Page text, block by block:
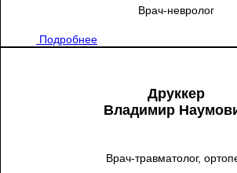
Врач-невролог
Подробнее
Друккер
Владимир
Врач-травматолог,